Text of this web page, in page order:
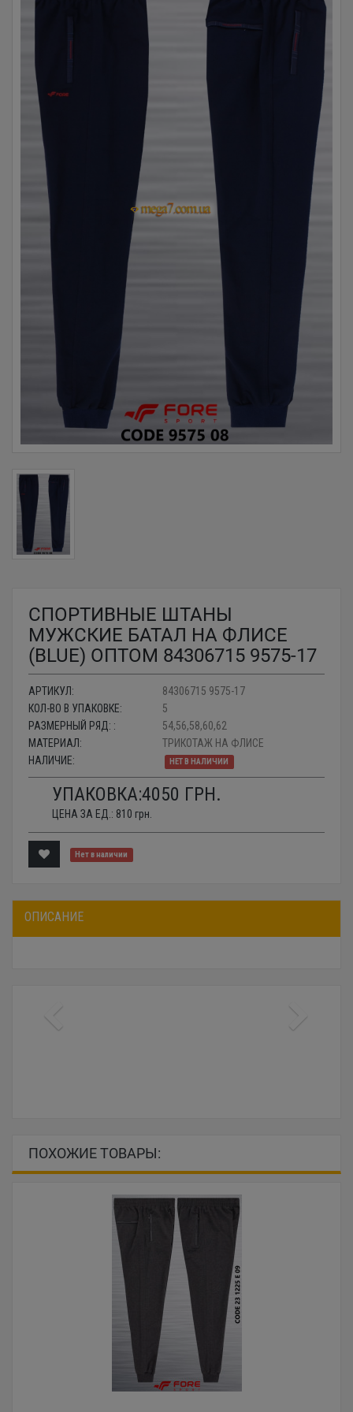
СПОРТИВНЫЕ ШТАНЫ
МУЖСКИЕ БАТАЛ НА ФЛИСЕ
(BLUE) ОПТОМ 84306715 9575-17
АРТИКУЛ:
84306715 9575-17
КОЛ-ВО В УПАКОВКЕ:
5
РАЗМЕРНЫЙ РЯД: :
54,56,58,60,62
МАТЕРИАЛ:
ТРИКОТАЖ НА ФЛИСЕ
НАЛИЧИЕ:
НЕТ В НАЛИЧИИ
УПАКОВКА:4050 ГРН.
ЦЕНА ЗА ЕД.: 810 грн.
Нет в наличии
ОПИСАНИЕ
ПОХОЖИЕ ТОВАРЫ: